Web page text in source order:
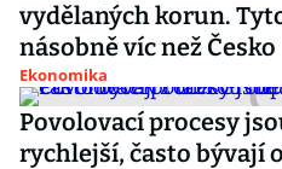
vydělaných korun.
násobně víc než Česko
Ekonomika
Povolovací procesy
rychlejší, často bývají